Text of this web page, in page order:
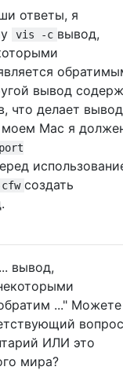
ответы, я
vis -c вывод,
вывод
что делает вывод
Mac я
создать
вывод,
..."
ИЛИ это
мира?